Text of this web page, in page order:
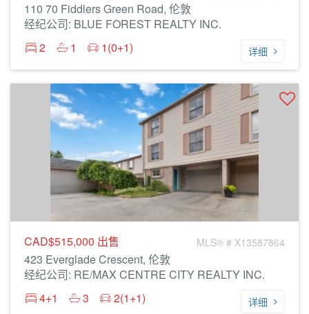
110 70 Fiddlers Green Road, 伦敦
经纪公司: BLUE FOREST REALTY INC.
2
1 1(0+1) 详细
CAD$515,000 出售 MLS® # X13587864
423 Everglade Crescent, 伦敦
经纪公司: RE/MAX CENTRE CITY REALTY INC.
4+1
3 2(1+1) 详细